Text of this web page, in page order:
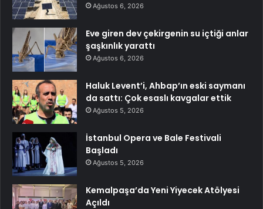
Ağustos 6, 2026
Eve giren dev çekirgenin su içtiği anlar
şaşkınlık yarattı
Ağustos 6, 2026
Haluk Levent’i, Ahbap’ın eski saymanı
da sattı: Çok esaslı kavgalar ettik
Ağustos 5, 2026
İstanbul Opera ve Bale Festivali
Başladı
Ağustos 5, 2026
Kemalpaşa’da Yeni Yiyecek Atölyesi
Açıldı